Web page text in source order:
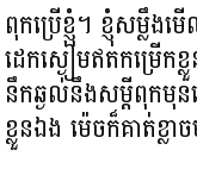
ពុកប្រើខ្ញុំ។ ខ្ញុំសម្លឹង
ដេកស្ងៀមឥតកម្រើកខ្
នឹកឆ្ងល់នឹងសម្តីពុកមុ
ខ្លួនឯង ម៉េចក៏គាត់ខ្ល